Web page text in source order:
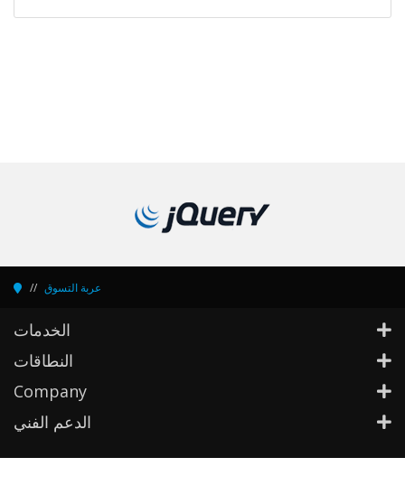
عربة التسوق
الخدمات
النطاقات
Company
الدعم الفني